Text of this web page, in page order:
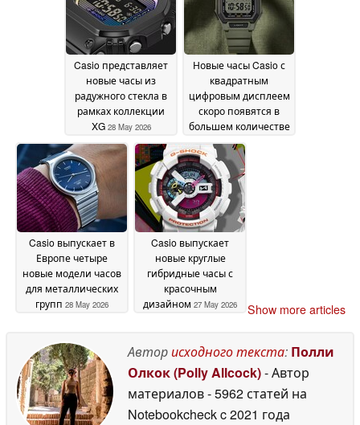
Casio представляет
новые часы из
радужного стекла в
рамках коллекции
XG 28 May 2026
Новые часы Casio с
квадратным
цифровым дисплеем
скоро появятся в
большем количестве
стран28 May 2026
Casio выпускает в
Европе четыре
новые модели часов
для металлических
групп 28 May 2026
Casio выпускает
новые круглые
гибридные часы с
красочным
дизайном 27 May 2026 Show more articles
Авторисходного текста: Полли
Олкок (Polly Allcock)- Автор
материалов- 5962 статей на
Notebookcheckc 2021 года